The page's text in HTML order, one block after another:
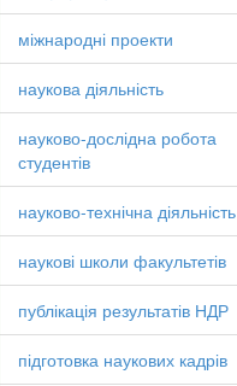
міжнародні проекти
наукова діяльність
науково-дослідна робота
студентів
науково-технічна діяльність
наукові школи факультетів
публікація результатів НДР
підготовка наукових кадрів